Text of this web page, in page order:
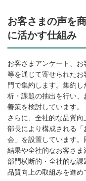
お客さまの声を
に活かす仕組み
お客さまアンケート、
等を通じて寄せられた
門で集約します。集約
析・課題の抽出を行い
善策を検討しています。
さらに、全社的な品質
部長により構成される
会」を設置しています
結果や全社的なお客さま
部門横断的・全社的な
品質向上の取組みを進め